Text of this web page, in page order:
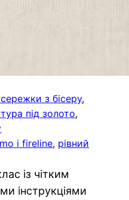
з бісеру
під золото
і fireline, рівний
із чітким
інструкціями